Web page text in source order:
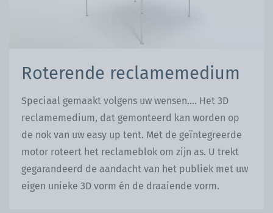
Roterende reclamemedium
Speciaal gemaakt volgens uw wensen…. Het 3D
reclamemedium, dat gemonteerd kan worden op
de nok van uw easy up tent. Met de geïntegreerde
motor roteert het reclameblok om zijn as. U trekt
gegarandeerd de aandacht van het publiek met uw
eigen unieke 3D vorm én de draaiende vorm.